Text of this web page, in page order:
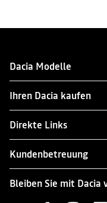
Dacia Modelle
Ihren Dacia kaufen
Direkte Links
Kundenbetreuung
Bleiben Sie mit Dacia